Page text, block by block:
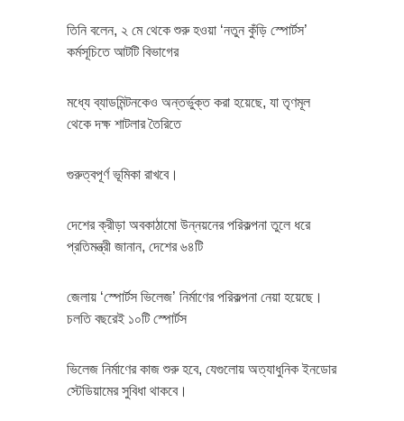
তিনি বলেন, ২ মে থেকে শুরু হওয়া ‘নতুন কুঁড়ি স্পোর্টস’
কর্মসূচিতে আটটি বিভাগের
মধ্যে ব্যাডমিন্টনকেও অন্তর্ভুক্ত করা হয়েছে, যা তৃণমূল
থেকে দক্ষ শাটলার তৈরিতে
গুরুত্বপূর্ণ ভূমিকা রাখবে।
দেশের ক্রীড়া অবকাঠামো উন্নয়নের পরিকল্পনা তুলে ধরে
প্রতিমন্ত্রী জানান, দেশের ৬৪টি
জেলায় ‘স্পোর্টস ভিলেজ’ নির্মাণের পরিকল্পনা নেয়া হয়েছে।
চলতি বছরেই ১০টি স্পোর্টস
ভিলেজ নির্মাণের কাজ শুরু হবে, যেগুলোয় অত্যাধুনিক ইনডোর
স্টেডিয়ামের সুবিধা থাকবে।